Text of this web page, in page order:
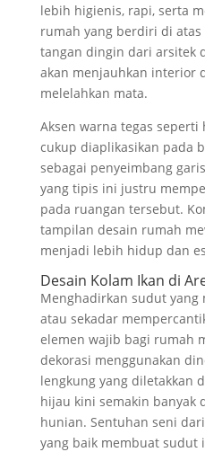
lebih higienis, rapi, serta
rumah yang berdiri di
tangan dingin dari arsitek
akan menjauhkan interior
melelahkan mata.
Aksen warna tegas
cukup diaplikasikan pada
sebagai penyeimbang
yang tipis ini justru
pada ruangan tersebut.
tampilan desain rumah
menjadi lebih hidup dan
Desain Kolam Ikan di
Menghadirkan sudut
atau sekadar
elemen wajib bagi rumah
dekorasi menggunakan
lengkung yang diletakkan
hijau kini semakin banyak
hunian. Sentuhan seni
yang baik membuat sudut